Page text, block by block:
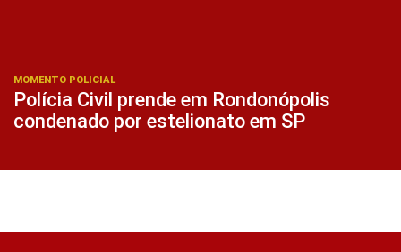
MOMENTO POLICIAL
Polícia Civil prende em Rondonópolis
condenado por estelionato em SP